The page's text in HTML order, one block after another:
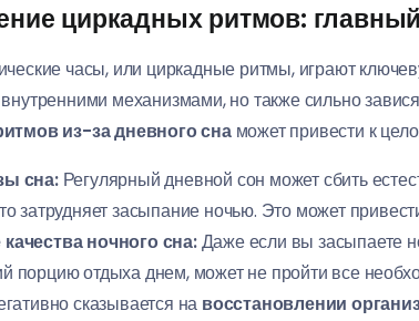
циркадных ритмов:
часы, или циркадные ритмы, играют
механизмами, но также сильно
из-за дневного снаможет привести к
сна:Регулярный дневной сон может сбить
затрудняет засыпание ночью. Это может
ночного сна:Даже если вы засыпаете
порцию отдыха днем, может не пройти все
сказывается на восстановлении